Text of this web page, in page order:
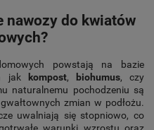
nawozy do kwiatów
powstają na bazie
jak
kompost, biohumus, czy
naturalnemu pochodzeniu są
zmian w podłożu.
uwalniają się stopniowo, co